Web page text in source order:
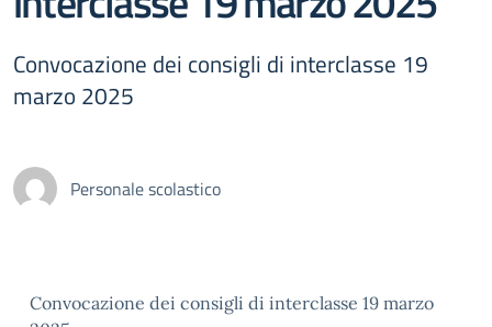
Convocazione dei consigli di interclasse 19
marzo 2025
Personale scolastico
Convocazione dei consigli di interclasse 19 marzo